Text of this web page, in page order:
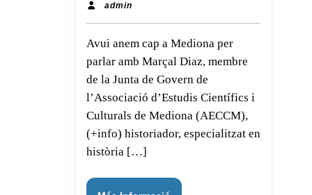
admin
Avui anem cap a Mediona per
parlar amb Marçal Diaz, membre
de la Junta de Govern de
l’Associació d’Estudis Científics i
Culturals de Mediona (AECCM),
(+info) historiador, especialitzat en
història […]